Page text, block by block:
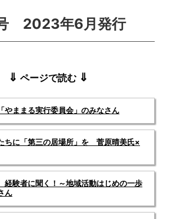
2023年6月発行
⇓ ページで読む ⇓
ままる実行委員会」のみなさん
に「第三の居場所」を 菅原晴美氏×
験者に聞く！～地域活動はじめの一歩
ん